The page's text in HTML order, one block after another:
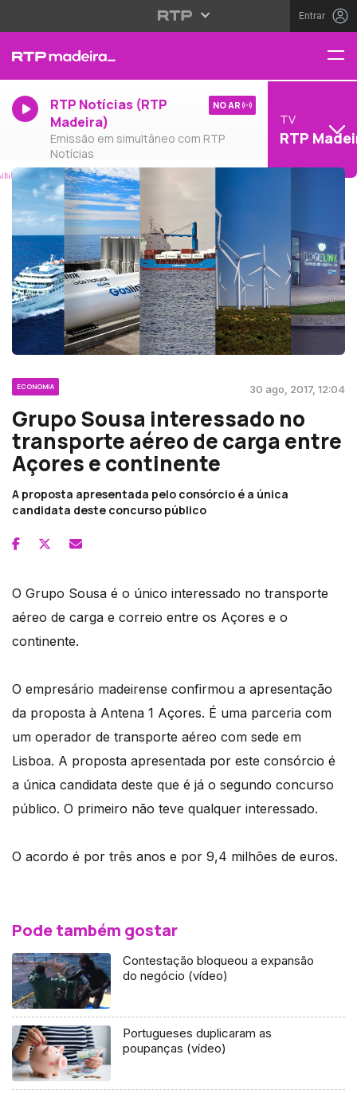
Entrar
RTP Notícias (RTP
Madeira)
Emissão em simultâneo com RTP
Notícias
NO AR
TV
RTP
ECONOMIA 30 ago, 2017, 12:04
Grupo Sousa interessado no
transporte aéreo de carga entre
Açores e continente
A proposta apresentada pelo consórcio é a única
candidata deste concurso público
O Grupo Sousa é o único interessado no transporte
aéreo de carga e correio entre os Açores e o
continente.
O empresário madeirense confirmou a apresentação
da proposta à Antena 1 Açores. É uma parceria com
um operador de transporte aéreo com sede em
Lisboa. A proposta apresentada por este consórcio é
a única candidata deste que é já o segundo concurso
público. O primeiro não teve qualquer interessado.
O acordo é por três anos e por 9,4 milhões de euros.
Pode também gostar
Contestação bloqueou a expansão
do negócio (vídeo)
Portugueses duplicaram as
poupanças (vídeo)